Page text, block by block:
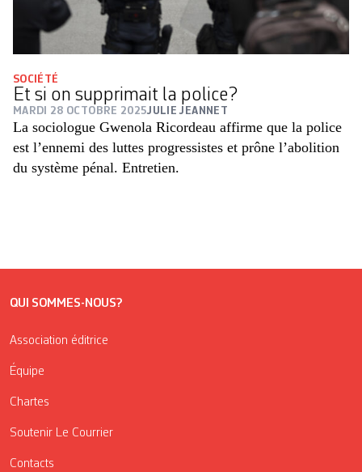
SOCIÉTÉ
Et si on supprimait la police?
MARDI 28 OCTOBRE 2025JULIE JEANNET
La sociologue Gwenola Ricordeau affirme que la police
est l’ennemi des luttes progressistes et prône l’abolition
du système pénal. Entretien.
QUI SOMMES-NOUS?
Association éditrice
Équipe
Chartes
Soutenir Le Courrier
Contacts